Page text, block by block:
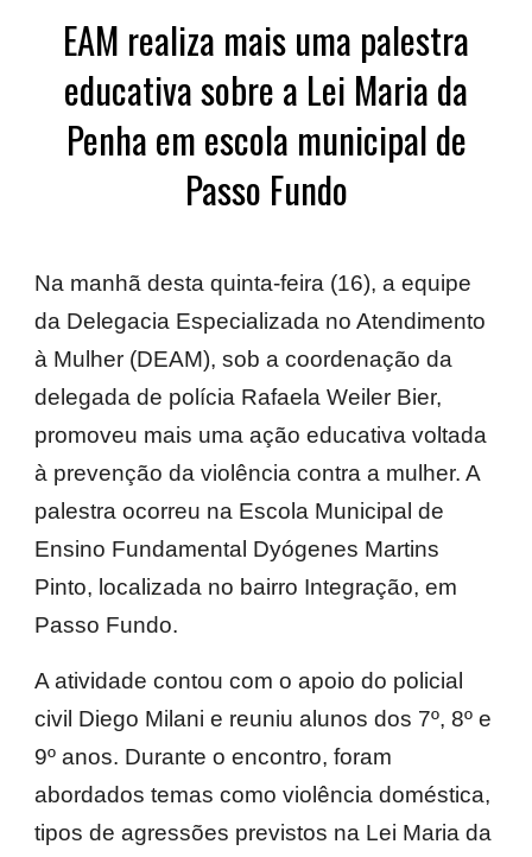
EAM realiza mais uma palestra
educativa sobre a Lei Maria da
Penha em escola municipal de
Passo Fundo
Na manhã desta quinta-feira (16), a equipe
da Delegacia Especializada no Atendimento
à Mulher (DEAM), sob a coordenação da
delegada de polícia Rafaela Weiler Bier,
promoveu mais uma ação educativa voltada
à prevenção da violência contra a mulher. A
palestra ocorreu na Escola Municipal de
Ensino Fundamental Dyógenes Martins
Pinto, localizada no bairro Integração, em
Passo Fundo.
A atividade contou com o apoio do policial
civil Diego Milani e reuniu alunos dos 7º, 8º e
9º anos. Durante o encontro, foram
abordados temas como violência doméstica,
tipos de agressões previstos na Lei Maria da